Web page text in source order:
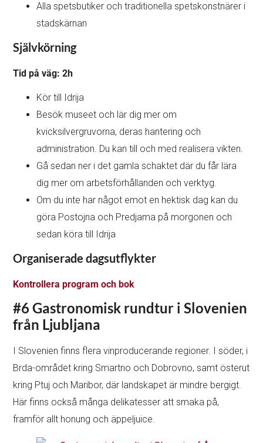
Alla spetsbutiker och traditionella spetskonstnärer i
stadskärnan
Självkörning
Tid på väg: 2h
Kör till Idrija
Besök museet och lär dig mer om
kvicksilvergruvorna, deras hantering och
administration. Du kan till och med realisera vikten.
Gå sedan ner i det gamla schaktet där du får lära
dig mer om arbetsförhållanden och verktyg.
Om du inte har något emot en hektisk dag kan du
göra Postojna och Predjama på morgonen och
sedan köra till Idrija
Organiserade dagsutflykter
Kontrollera program och bok
#6 Gastronomisk rundtur i Slovenien
från Ljubljana
I Slovenien finns flera vinproducerande regioner. I söder, i
Brda-området kring Smartno och Dobrovno, samt österut
kring Ptuj och Maribor, där landskapet är mindre bergigt.
Här finns också många delikatesser att smaka på,
framför allt honung och äppeljuice.